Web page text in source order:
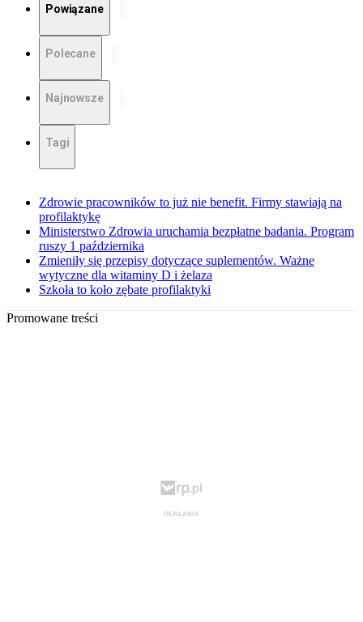
Powiązane
Polecane
Najnowsze
Tagi
Zdrowie pracowników to już nie benefit. Firmy stawiają na
profilaktykę
Ministerstwo Zdrowia uruchamia bezpłatne badania. Program
ruszy 1 października
Zmieniły się przepisy dotyczące suplementów. Ważne
wytyczne dla witaminy D i żelaza
Szkoła to koło zębate profilaktyki
Promowane treści